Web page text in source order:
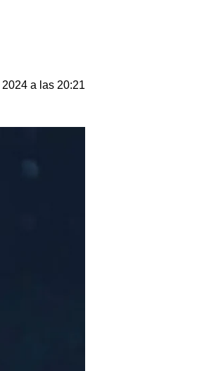
a las 20:21